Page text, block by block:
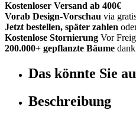
Kostenloser Versand ab 400€
Vorab Design-Vorschau via
Jetzt bestellen, später zahlen
Kostenlose Stornierung Vor
200.000+ gepflanzte Bäume
Das könnte Sie
Beschreibung